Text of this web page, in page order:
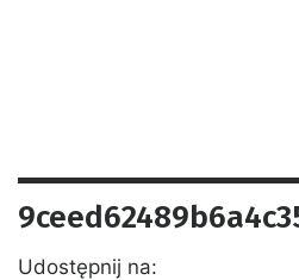
Udostępnij na: